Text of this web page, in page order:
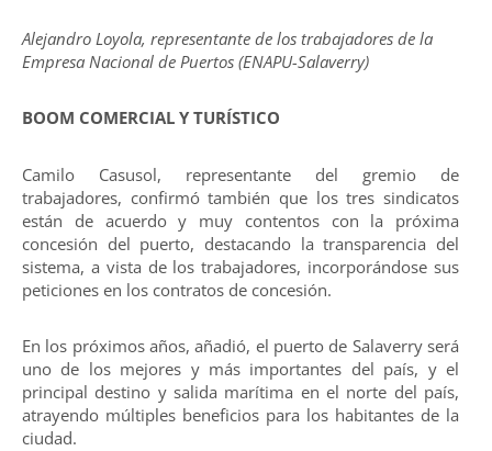
Alejandro Loyola, representante de los trabajadores de la
Empresa Nacional de Puertos (ENAPU-Salaverry)
BOOM COMERCIAL Y TURÍSTICO
Camilo Casusol, representante del gremio de
trabajadores, confirmó también que los tres sindicatos
están de acuerdo y muy contentos con la próxima
concesión del puerto, destacando la transparencia del
sistema, a vista de los trabajadores, incorporándose sus
peticiones en los contratos de concesión.
En los próximos años, añadió, el puerto de Salaverry será
uno de los mejores y más importantes del país, y el
principal destino y salida marítima en el norte del país,
atrayendo múltiples beneficios para los habitantes de la
ciudad.